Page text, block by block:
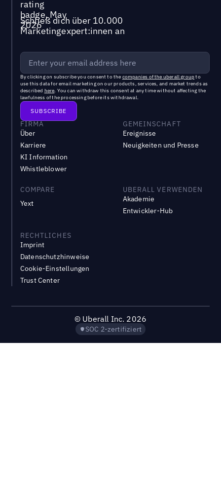
Schließ dich über 10.000
Marketingexpert:innen an
By clicking on subscribe you consent to the companies of the uberall groupto
use this data for email marketing on our products, services, and market trends as
described here. You can withdraw this consent at any time without affecting the
lawfulness of the processing before its withdrawal.
FIRMA
Über
Karriere
KI Information
Whistleblower
GEMEINSCHAFT
Ereignisse
Neuigkeiten und Presse
COMPARE
Yext
UBERALL VERWENDEN
Akademie
Entwickler-Hub
RECHTLICHES
Imprint
Datenschutzhinweise
Cookie-Einstellungen
Trust Center
© Uberall Inc. 2026
SOC 2-zertifiziert